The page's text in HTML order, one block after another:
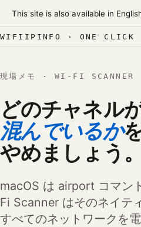
This site is also available in
コンテンツへスキップ
WIFIIPINFO · ONE CLICK
現場メモ · WI-FI SCANNER
どのチャネル
混んでいるか
やめましょう。
macOS は airport コマン
Fi Scanner はそのネイテ
すべてのネットワークを